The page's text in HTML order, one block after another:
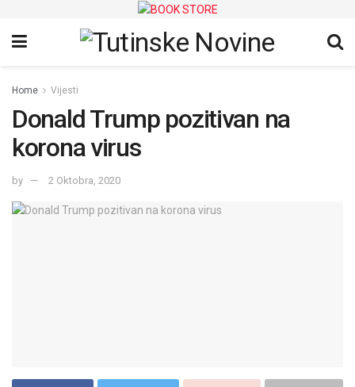
Home Vijesti
Donald Trump pozitivan na
korona virus
by 2 Oktobra, 2020